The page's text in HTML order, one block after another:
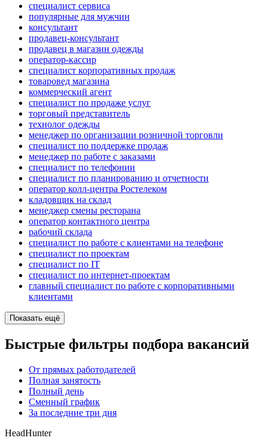
специалист сервиса
популярные для мужчин
консультант
продавец-консультант
продавец в магазин одежды
оператор-кассир
специалист корпоративных продаж
товаровед магазина
коммерческий агент
специалист по продаже услуг
торговый представитель
технолог одежды
менеджер по организации розничной торговли
специалист по поддержке продаж
менеджер по работе с заказами
специалист по телефонии
специалист по планированию и отчетности
оператор колл-центра Ростелеком
кладовщик на склад
менеджер смены ресторана
оператор контактного центра
рабочий склада
специалист по работе с клиентами на телефоне
специалист по проектам
специалист по IT
специалист по интернет-проектам
главный специалист по работе с корпоративными
клиентами
Показать ещё
Быстрые фильтры подбора вакансий
От прямых работодателей
Полная занятость
Полный день
Сменный график
За последние три дня
HeadHunter